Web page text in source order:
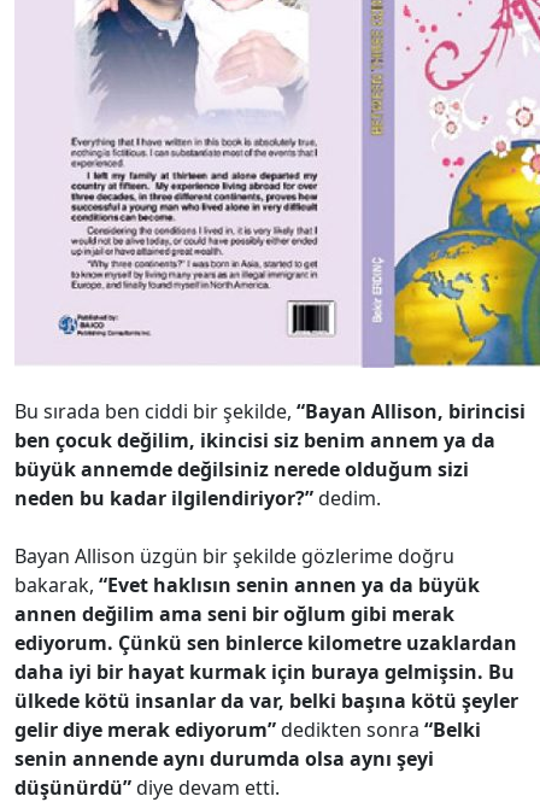
Bu sırada ben ciddi bir şekilde, “Bayan Allison, birincisi
ben çocuk değilim, ikincisi siz benim annem ya da
büyük annemde değilsiniz nerede olduğum sizi
neden bu kadar ilgilendiriyor?”dedim.
Bayan Allison üzgün bir şekilde gözlerime doğru
bakarak, “Evet haklısın senin annen ya da büyük
annen değilim ama seni bir oğlum gibi merak
ediyorum. Çünkü sen binlerce kilometre uzaklardan
daha iyi bir hayat kurmak için buraya gelmişsin. Bu
ülkede kötü insanlar da var, belki başına kötü şeyler
gelir diye merak ediyorum”dedikten sonra “Belki
senin annende aynı durumda olsa aynı şeyi
düşünürdü”diye devam etti.